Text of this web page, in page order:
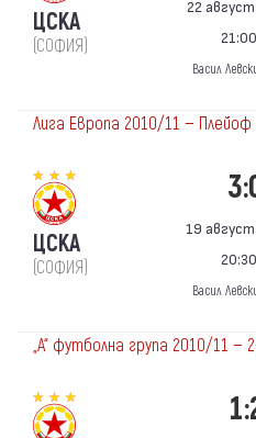
ЦСКА
(СОФИЯ)
22 август
21:00
Васил
Лига Европа 2010/11 —
ЦСКА
(СОФИЯ)
19 август
20:30
Васил
„А“ футболна група 2010/11 —